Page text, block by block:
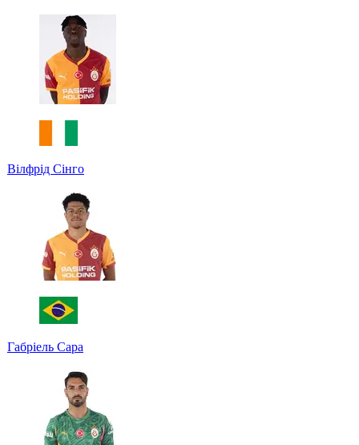
Вілфрід Сінго
Габріель Сара